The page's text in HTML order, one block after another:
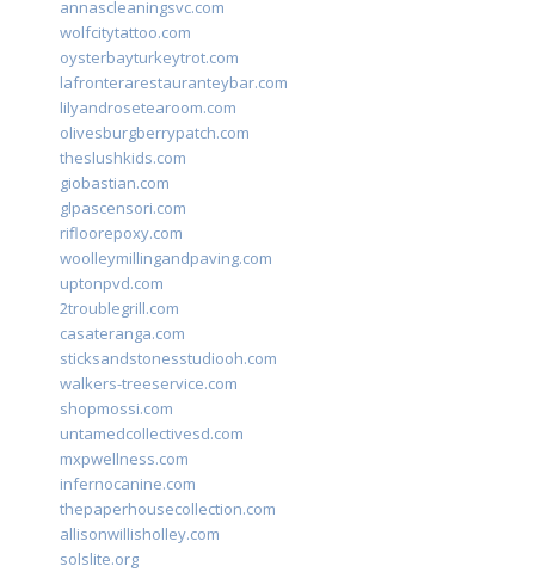
annascleaningsvc.com
wolfcitytattoo.com
oysterbayturkeytrot.com
lafronterarestauranteybar.com
lilyandrosetearoom.com
olivesburgberrypatch.com
theslushkids.com
giobastian.com
glpascensori.com
rifloorepoxy.com
woolleymillingandpaving.com
uptonpvd.com
2troublegrill.com
casateranga.com
sticksandstonesstudiooh.com
walkers-treeservice.com
shopmossi.com
untamedcollectivesd.com
mxpwellness.com
infernocanine.com
thepaperhousecollection.com
allisonwillisholley.com
solslite.org